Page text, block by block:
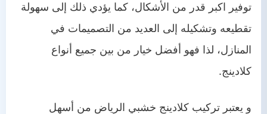
توفير اكبر قدر من الأشكال، كما يؤدي ذلك إلى سهولة
تقطيعه وتشكيله إلى العديد من التصميمات في
المنازل، لذا فهو أفضل خيار من بين جميع أنواع
كلادينج.
و يعتبر تركيب كلادينج خشبي الرياض من أسهل